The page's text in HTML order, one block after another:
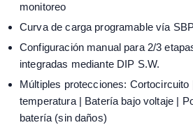
monitoreo
Curva de carga programable vía
Configuración manual para 2/3
integradas mediante DIP S.W.
Múltiples protecciones:
temperatura | Batería bajo voltaje |
batería (sin daños)